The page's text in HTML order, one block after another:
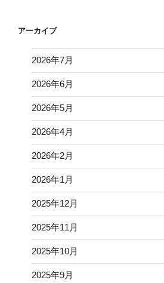
アーカイブ
2026年7月
2026年6月
2026年5月
2026年4月
2026年2月
2026年1月
2025年12月
2025年11月
2025年10月
2025年9月